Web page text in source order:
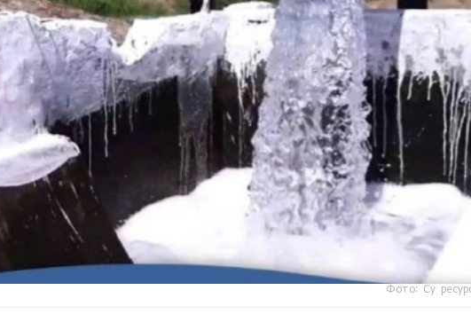
Фото: Су